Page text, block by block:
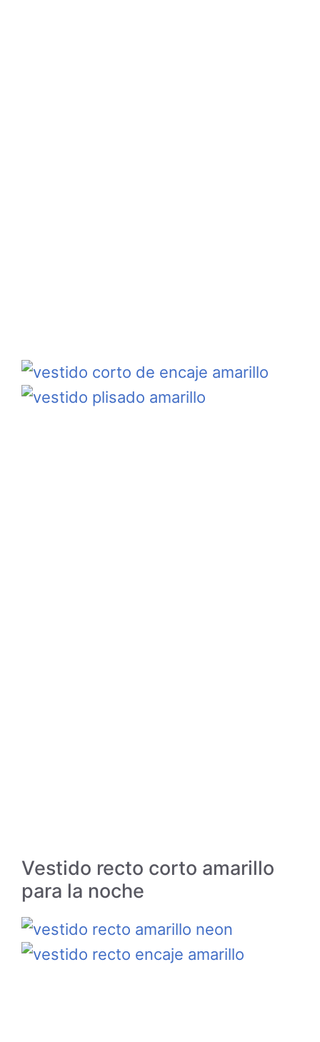
Vestido recto corto amarillo
para la noche